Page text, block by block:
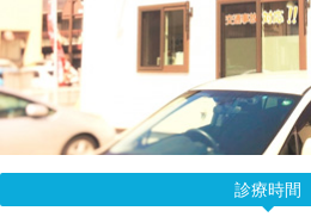
診療時間